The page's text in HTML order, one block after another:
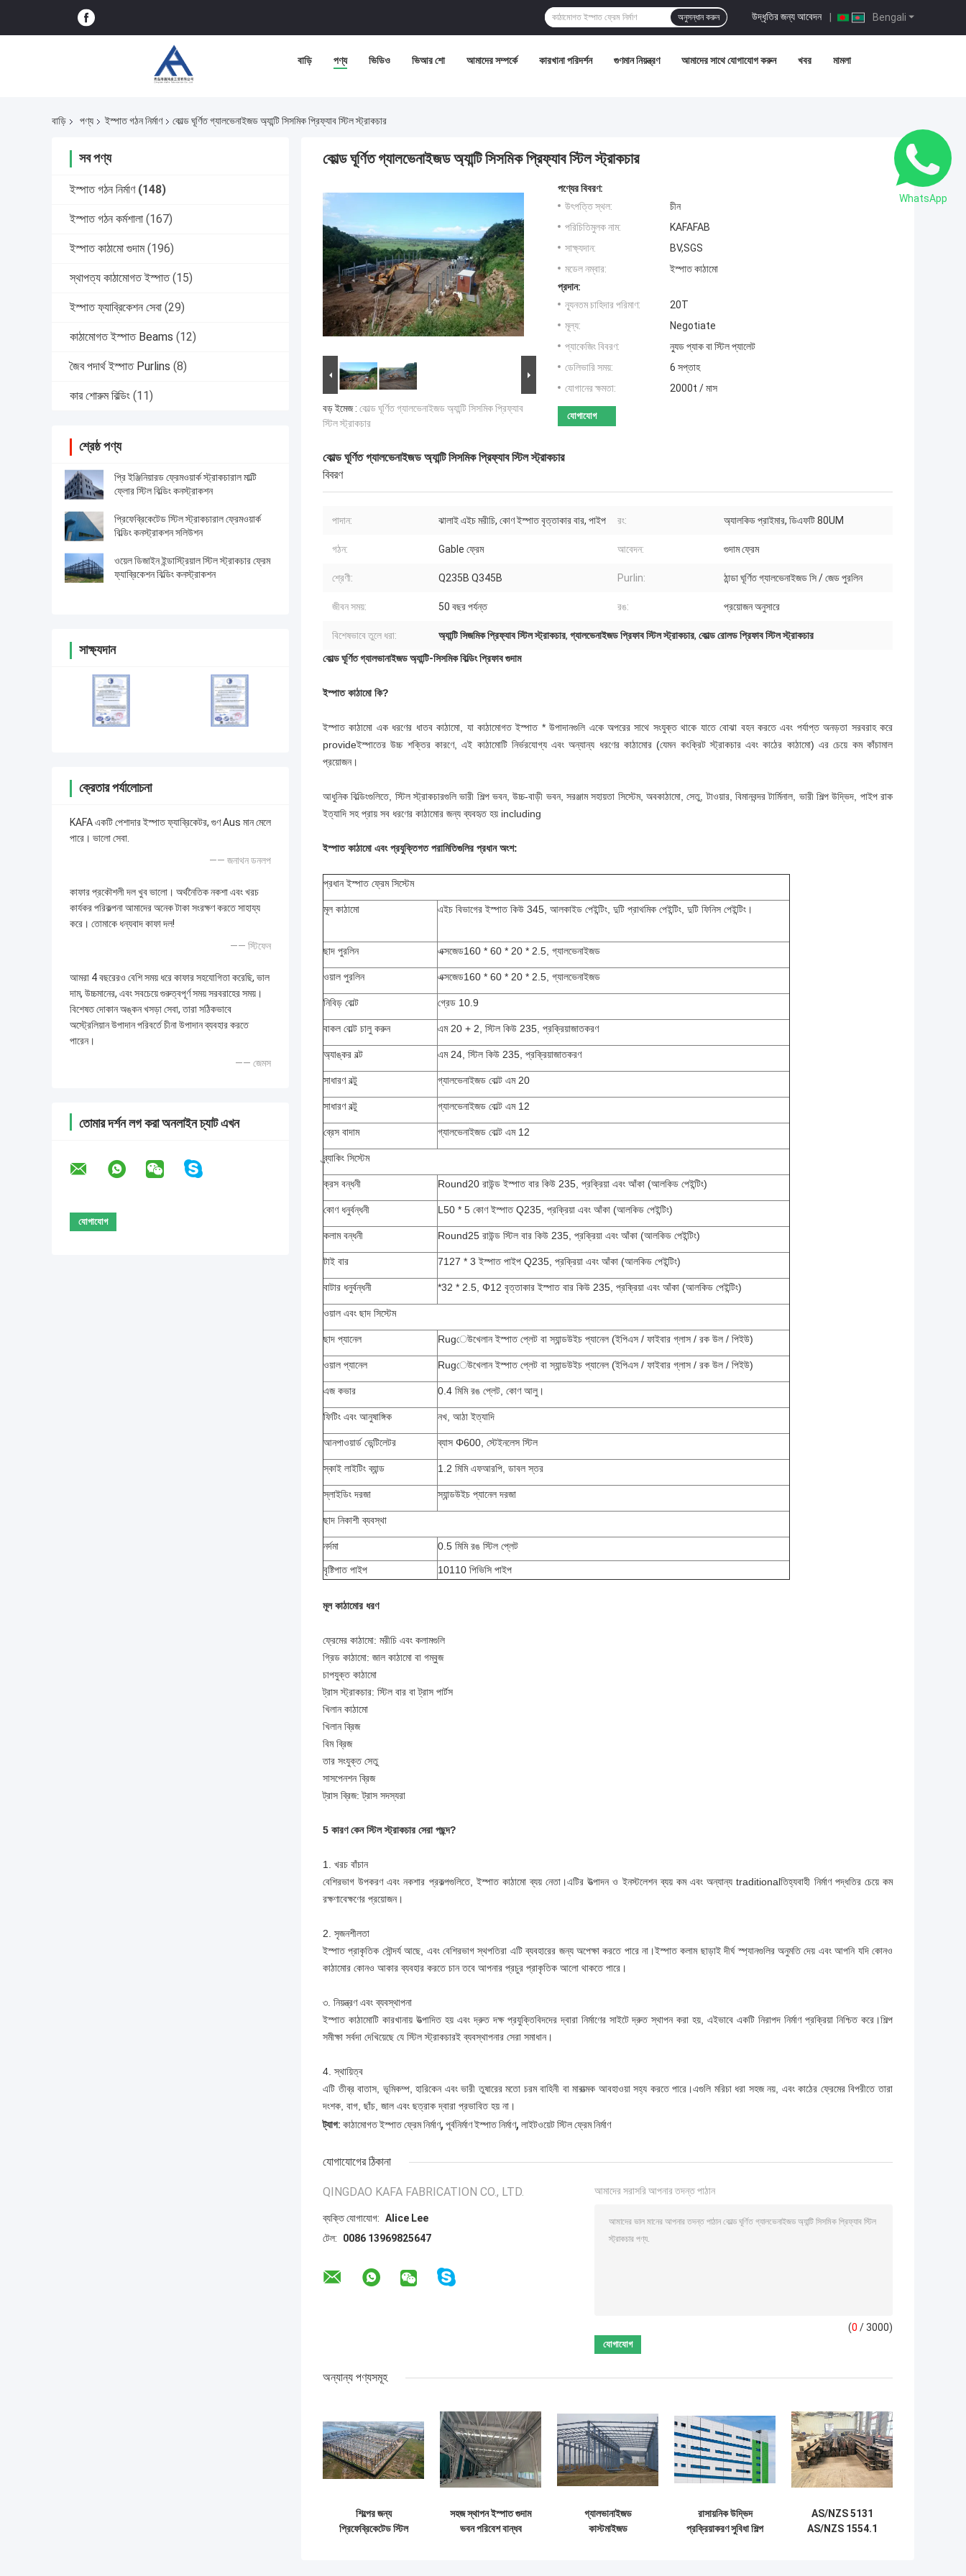
Bengali
উদ্ধৃতির জন্য আবেদন |
অনুসন্ধান করুন
বাড়ি পণ্য ভিডিও ভিআর শো আমাদের সম্পর্কে কারখানা পরিদর্শন গুণমান নিয়ন্ত্রণ আমাদের সাথে যোগাযোগ করুন খবর মামলা
বাড়ি পণ্য ইস্পাত গঠন নির্মাণ কোল্ড ঘূর্ণিত গ্যালভেনাইজড অ্যান্টি সিসমিক প্রিফ্যাব স্টিল স্ট্রাকচার
সব পণ্য
ইস্পাত গঠন নির্মাণ (148)
ইস্পাত গঠন কর্মশালা (167)
ইস্পাত কাঠামো গুদাম (196)
স্থাপত্য কাঠামোগত ইস্পাত (15)
ইস্পাত ফ্যাব্রিকেশন সেবা (29)
কাঠামোগত ইস্পাত Beams (12)
জৈব পদার্থ ইস্পাত Purlins (8)
কার শোরুম বিল্ডিং (11)
শ্রেষ্ঠ পণ্য
প্রি ইঞ্জিনিয়ারড ফ্রেমওয়ার্ক স্ট্রাকচারাল মাল্টি
ফ্লোর স্টিল বিল্ডিং কনস্ট্রাকশন
প্রিফেব্রিকেটেড স্টিল স্ট্রাকচারাল ফ্রেমওয়ার্ক
বিল্ডিং কনস্ট্রাকশন সলিউশন
ওয়েল ডিজাইন ইন্ডাস্ট্রিয়াল স্টিল স্ট্রাকচার ফ্রেম
ফ্যাব্রিকেশন বিল্ডিং কনস্ট্রাকশন
সাক্ষ্যদান
ক্রেতার পর্যালোচনা
KAFA একটি পেশাদার ইস্পাত ফ্যাব্রিকেটর, গুণ Aus মান মেলে
পারে। ভালো সেবা.
—— জনাথন ডনলপ
কাফার প্রকৌশলী দল খুব ভালো। অর্থনৈতিক নকশা এবং খরচ
কার্যকর পরিকল্পনা আমাদের অনেক টাকা সংরক্ষণ করতে সাহায্য
করে। তোমাকে ধন্যবাদ কাফা দল!
—— স্টিফেন
আমরা 4 বছরেরও বেশি সময় ধরে কাফার সহযোগিতা করেছি, ভাল
দাম, উচ্চমানের, এবং সবচেয়ে গুরুত্বপূর্ণ সময় সরবরাহের সময়।
বিশেষত দোকান অঙ্কন খসড়া সেবা, তারা সঠিকভাবে
অস্ট্রেলিয়ান উপাদান পরিবর্তে চীনা উপাদান ব্যবহার করতে
পারেন।
—— জেমস
তোমার দর্শন লগ করা অনলাইন চ্যাট এখন
কোল্ড ঘূর্ণিত গ্যালভেনাইজড অ্যান্টি সিসমিক প্রিফ্যাব স্টিল স্ট্রাকচার
বড় ইমেজ : কোল্ড ঘূর্ণিত গ্যালভেনাইজড অ্যান্টি সিসমিক প্রিফ্যাব
স্টিল স্ট্রাকচার
পণ্যের বিবরণ:
উৎপত্তি স্থল:
চীন
পরিচিতিমুলক নাম:
KAFAFAB
সাক্ষ্যদান:
BV,SGS
মডেল নম্বার:
ইস্পাত কাঠামো
প্রদান:
ন্যূনতম চাহিদার পরিমাণ:
20T
মূল্য:
Negotiate
প্যাকেজিং বিবরণ:
ন্যুড প্যাক বা স্টিল প্যালেট
ডেলিভারি সময়:
6 সপ্তাহ
যোগানের ক্ষমতা:
2000t / মাস
যোগাযোগ
কোল্ড ঘূর্ণিত গ্যালভেনাইজড অ্যান্টি সিসমিক প্রিফ্যাব স্টিল স্ট্রাকচার
বিবরণ
পাদান: ঝালাই এইচ মরীচি, কোণ ইস্পাত বৃত্তাকার বার, পাইপ রং: অ্যালকিড প্রাইমার, ডিএফটি 80UM
গঠন: Gable ফ্রেম আবেদন: গুদাম ফ্রেম
শ্রেণী: Q235B Q345B Purlin: ঠান্ডা ঘূর্ণিত গ্যালভেনাইজড সি / জেড পুরলিন
জীবন সময়: 50 বছর পর্যন্ত রঙ: প্রয়োজন অনুসারে
বিশেষভাবে তুলে ধরা: অ্যান্টি সিজমিক প্রিফ্যাব স্টিল স্ট্রাকচার, গ্যালভেনাইজড প্রিফাব স্টিল স্ট্রাকচার, কোল্ড রোলড প্রিফাব স্টিল স্ট্রাকচার
কোল্ড ঘূর্ণিত গ্যালভানাইজড অ্যান্টি-সিসমিক বিল্ডিং প্রিফাব গুদাম
ইস্পাত কাঠামো কি?
ইস্পাত কাঠামো এক ধরণের ধাতব কাঠামো, যা কাঠামোগত ইস্পাত * উপাদানগুলি একে অপরের সাথে সংযুক্ত থাকে যাতে বোঝা বহন করতে এবং পর্যাপ্ত অনড়তা সরবরাহ করে
provideইস্পাতের উচ্চ শক্তির কারণে, এই কাঠামোটি নির্ভরযোগ্য এবং অন্যান্য ধরণের কাঠামোর (যেমন কংক্রিট স্ট্রাকচার এবং কাঠের কাঠামো) এর চেয়ে কম কাঁচামাল
প্রয়োজন।
আধুনিক বিল্ডিংগুলিতে, স্টিল স্ট্রাকচারগুলি ভারী শিল্প ভবন, উচ্চ-বাড়ী ভবন, সরঞ্জাম সহায়তা সিস্টেম, অবকাঠামো, সেতু, টাওয়ার, বিমানবন্দর টার্মিনাল, ভারী শিল্প উদ্ভিদ, পাইপ রাক
ইত্যাদি সহ প্রায় সব ধরণের কাঠামোর জন্য ব্যবহৃত হয় including
ইস্পাত কাঠামো এবং প্রযুক্তিগত পরামিতিগুলির প্রধান অংশ:
প্রধান ইস্পাত ফ্রেম সিস্টেম
মূল কাঠামো এইচ বিভাগের ইস্পাত কিউ 345, আলকাইড পেইন্টিং, দুটি প্রাথমিক পেইন্টিং, দুটি ফিনিস পেইন্টিং।
ছাদ পুরলিন এক্সজেড160 * 60 * 20 * 2.5, গ্যালভেনাইজড
ওয়াল পুরলিন এক্সজেড160 * 60 * 20 * 2.5, গ্যালভেনাইজড
নিবিড় বোল্ট গ্রেড 10.9
বাকল বোল্ট চালু করুন এম 20 + 2, স্টিল কিউ 235, প্রক্রিয়াজাতকরণ
অ্যাঙ্কর বল্ট এম 24, স্টিল কিউ 235, প্রক্রিয়াজাতকরণ
সাধারণ বল্টু গ্যালভেনাইজড বোল্ট এম 20
সাধারণ বল্টু গ্যালভেনাইজড বোল্ট এম 12
ব্রেস বাদাম গ্যালভেনাইজড বোল্ট এম 12
ব্র্যাকিং সিস্টেম
ক্রস বন্ধনী Round20 রাউন্ড ইস্পাত বার কিউ 235, প্রক্রিয়া এবং আঁকা (আলকিড পেইন্টিং)
কোণ ধনুর্বন্ধনী L50 * 5 কোণ ইস্পাত Q235, প্রক্রিয়া এবং আঁকা (আলকিড পেইন্টিং)
কলাম বন্ধনী Round25 রাউন্ড স্টিল বার কিউ 235, প্রক্রিয়া এবং আঁকা (আলকিড পেইন্টিং)
টাই বার 7127 * 3 ইস্পাত পাইপ Q235, প্রক্রিয়া এবং আঁকা (আলকিড পেইন্টিং)
বাটার ধনুর্বন্ধনী *32 * 2.5, Φ12 বৃত্তাকার ইস্পাত বার কিউ 235, প্রক্রিয়া এবং আঁকা (আলকিড পেইন্টিং)
ওয়াল এবং ছাদ সিস্টেম
ছাদ প্যানেল Rugেউখেলান ইস্পাত প্লেট বা স্যান্ডউইচ প্যানেল (ইপিএস / ফাইবার গ্লাস / রক উল / পিইউ)
ওয়াল প্যানেল Rugেউখেলান ইস্পাত প্লেট বা স্যান্ডউইচ প্যানেল (ইপিএস / ফাইবার গ্লাস / রক উল / পিইউ)
এজ কভার 0.4 মিমি রঙ প্লেট, কোণ আলু।
ফিটিং এবং আনুষাঙ্গিক নখ, আঠা ইত্যাদি
আনপাওয়ার্ড ভেন্টিলেটর ব্যাস Φ600, স্টেইনলেস স্টিল
স্কাই লাইটিং ব্যান্ড 1.2 মিমি এফআরপি, ডাবল স্তর
স্লাইডিং দরজা স্যান্ডউইচ প্যানেল দরজা
ছাদ নিকাশী ব্যবস্থা
নর্দমা 0.5 মিমি রঙ স্টিল প্লেট
বৃষ্টিপাত পাইপ 10110 পিভিসি পাইপ
মূল কাঠামোর ধরণ
ফ্রেমের কাঠামো: মরীচি এবং কলামগুলি
গ্রিড কাঠামো: জাল কাঠামো বা গম্বুজ
চাপযুক্ত কাঠামো
ট্রাস স্ট্রাকচার: স্টিল বার বা ট্রাস পার্টস
খিলান কাঠামো
খিলান ব্রিজ
বিম ব্রিজ
তার সংযুক্ত সেতু
সাসপেনশন ব্রিজ
ট্রাস ব্রিজ: ট্রাস সদস্যরা
5 কারণ কেন স্টিল স্ট্রাকচার সেরা পছন্দ?
1. খরচ বাঁচান
বেশিরভাগ উপকরণ এবং নকশার প্রকল্পগুলিতে, ইস্পাত কাঠামো ব্যয় নেতা।এটির উত্পাদন ও ইনস্টলেশন ব্যয় কম এবং অন্যান্য traditionalতিহ্যবাহী নির্মাণ পদ্ধতির চেয়ে কম
রক্ষণাবেক্ষণের প্রয়োজন।
2. সৃজনশীলতা
ইস্পাত প্রাকৃতিক সৌন্দর্য আছে, এবং বেশিরভাগ স্থপতিরা এটি ব্যবহারের জন্য অপেক্ষা করতে পারে না।ইস্পাত কলাম ছাড়াই দীর্ঘ স্প্যানগুলির অনুমতি দেয় এবং আপনি যদি কোনও
কাঠামোর কোনও আকার ব্যবহার করতে চান তবে আপনার প্রচুর প্রাকৃতিক আলো থাকতে পারে।
৩. নিয়ন্ত্রণ এবং ব্যবস্থাপনা
ইস্পাত কাঠামোটি কারখানায় উত্পাদিত হয় এবং দ্রুত দক্ষ প্রযুক্তিবিদদের দ্বারা নির্মাণের সাইটে দ্রুত স্থাপন করা হয়, এইভাবে একটি নিরাপদ নির্মাণ প্রক্রিয়া নিশ্চিত করে।শিল্প
সমীক্ষা সর্বদা দেখিয়েছে যে স্টিল স্ট্রাকচারই ব্যবস্থাপনার সেরা সমাধান।
4. স্থায়িত্ব
এটি তীব্র বাতাস, ভূমিকম্প, হারিকেন এবং ভারী তুষারের মতো চরম বাহিনী বা মারাত্মক আবহাওয়া সহ্য করতে পারে।এগুলি মরিচা ধরা সহজ নয়, এবং কাঠের ফ্রেমের বিপরীতে তারা
দংশক, বাগ, ছাঁচ, জাল এবং ছত্রাক দ্বারা প্রভাবিত হয় না।
ট্যাগ: কাঠামোগত ইস্পাত ফ্রেম নির্মাণ, পূর্বনির্মাণ ইস্পাত নির্মাণ, লাইটওয়েট স্টিল ফ্রেম নির্মাণ
যোগাযোগের ঠিকানা
QINGDAO KAFA FABRICATION CO., LTD.
ব্যক্তি যোগাযোগ: Alice Lee
টেল:
0086 13969825647
আমাদের সরাসরি আপনার তদন্ত পাঠান
(0 / 3000)
অন্যান্য পণ্যসমূহ
শিল্পের জন্য
প্রিফেব্রিকেটেড স্টিল
সহজ স্থাপন ইস্পাত গুদাম
ভবন পরিবেশ বান্ধব
গ্যালভানাইজড
কাস্টমাইজড
রাসায়নিক উদ্ভিদ
প্রক্রিয়াকরণ সুবিধা শিল্প
AS/NZS 5131
AS/NZS 1554.1
WhatsApp